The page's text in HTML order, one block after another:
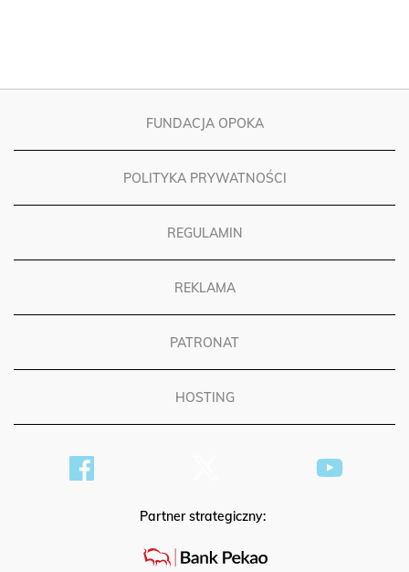
FUNDACJA OPOKA
POLITYKA PRYWATNOŚCI
REGULAMIN
REKLAMA
PATRONAT
HOSTING
Partner strategiczny: